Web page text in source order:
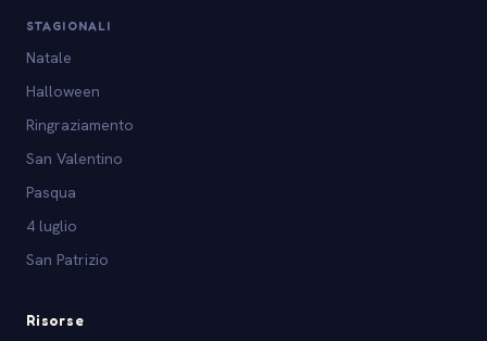
STAGIONALI
Natale
Halloween
Ringraziamento
San Valentino
Pasqua
4 luglio
San Patrizio
Risorse